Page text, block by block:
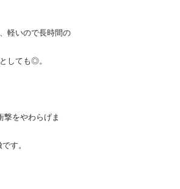
軽いので長時間の
しても◎。
をやわらげま
す。